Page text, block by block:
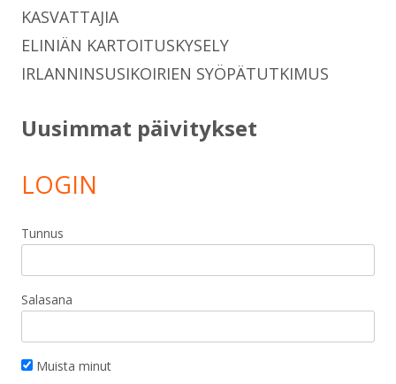
KASVATTAJIA
ELINIÄN KARTOITUSKYSELY
IRLANNINSUSIKOIRIEN SYÖPÄTUTKIMUS
Uusimmat päivitykset
LOGIN
Tunnus
Salasana
Muista minut